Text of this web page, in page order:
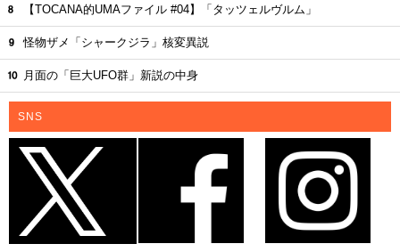
【TOCANA的UMAファイル #04】「タッツェルヴルム」
怪物ザメ「シャークジラ」核変異説
月面の「巨大UFO群」新説の中身
SNS